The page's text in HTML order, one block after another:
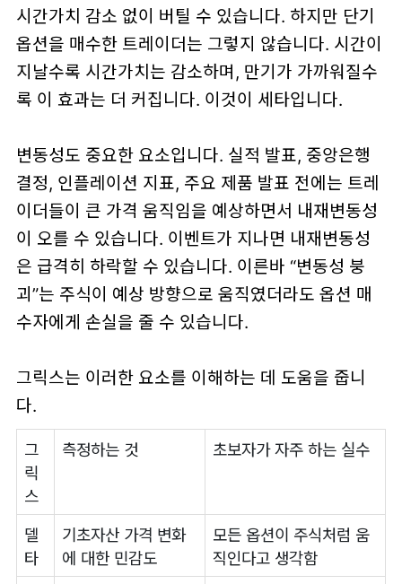
시간가치 감소 없이 버틸 수 있습니다. 하지만 단기
옵션을 매수한 트레이더는 그렇지 않습니다. 시간이
지날수록 시간가치는 감소하며, 만기가 가까워질수
록 이 효과는 더 커집니다. 이것이 세타입니다.
변동성도 중요한 요소입니다. 실적 발표, 중앙은행
결정, 인플레이션 지표, 주요 제품 발표 전에는 트레
이더들이 큰 가격 움직임을 예상하면서 내재변동성
이 오를 수 있습니다. 이벤트가 지나면 내재변동성
은 급격히 하락할 수 있습니다. 이른바 “변동성 붕
괴”는 주식이 예상 방향으로 움직였더라도 옵션 매
수자에게 손실을 줄 수 있습니다.
그릭스는 이러한 요소를 이해하는 데 도움을 줍니
다.
그
릭
스
측정하는 것 초보자가 자주 하는 실수
델
타
기초자산 가격 변화
에 대한 민감도
모든 옵션이 주식처럼 움
직인다고 생각함